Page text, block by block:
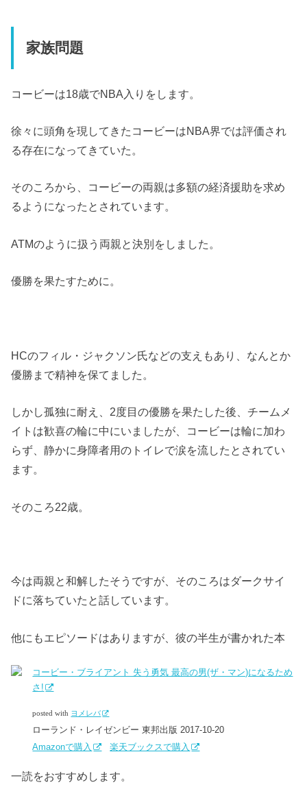
家族問題
コービーは18歳でNBA入りをします。
徐々に頭角を現してきたコービーはNBA界では評価され
る存在になってきていた。
そのころから、コービーの両親は多額の経済援助を求め
るようになったとされています。
ATMのように扱う両親と決別をしました。
優勝を果たすために。
HCのフィル・ジャクソン氏などの支えもあり、なんとか
優勝まで精神を保てました。
しかし孤独に耐え、2度目の優勝を果たした後、チームメ
イトは歓喜の輪に中にいましたが、コービーは輪に加わ
らず、静かに身障者用のトイレで涙を流したとされてい
ます。
そのころ22歳。
今は両親と和解したそうですが、そのころはダークサイ
ドに落ちていたと話しています。
他にもエピソードはありますが、彼の半生が書かれた本
コービー・ブライアント 失う勇気 最高の男(ザ・マン)になるため
さ!
posted with ヨメレバ
ローランド・レイゼンビー 東邦出版 2017-10-20
Amazonで購入
楽天ブックスで購入
一読をおすすめします。